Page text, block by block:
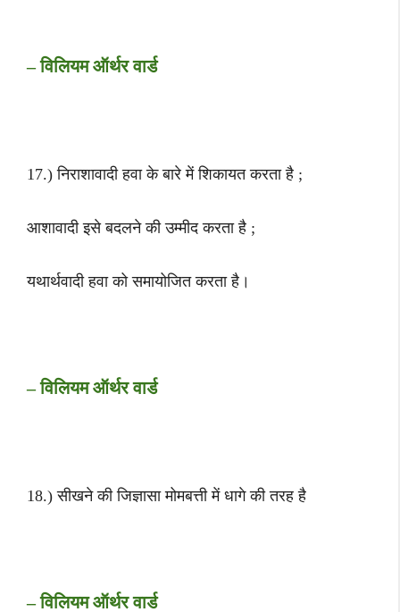
– विलियम ऑर्थर वार्ड
17.) निराशावादी हवा के बारे में शिकायत करता है ;
आशावादी इसे बदलने की उम्मीद करता है ;
यथार्थवादी हवा को समायोजित करता है।
– विलियम ऑर्थर वार्ड
18.) सीखने की जिज्ञासा मोमबत्ती में धागे की तरह है
– विलियम ऑर्थर वार्ड